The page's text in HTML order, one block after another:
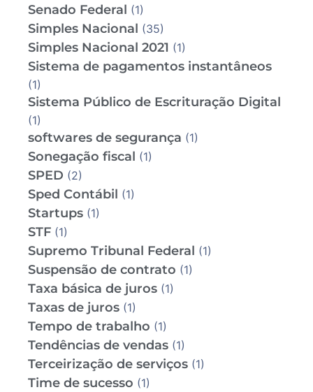
Senado Federal (1)
Simples Nacional (35)
Simples Nacional 2021 (1)
Sistema de pagamentos instantâneos
(1)
Sistema Público de Escrituração Digital
(1)
softwares de segurança (1)
Sonegação fiscal (1)
SPED (2)
Sped Contábil (1)
Startups (1)
STF (1)
Supremo Tribunal Federal (1)
Suspensão de contrato (1)
Taxa básica de juros (1)
Taxas de juros (1)
Tempo de trabalho (1)
Tendências de vendas (1)
Terceirização de serviços (1)
Time de sucesso (1)